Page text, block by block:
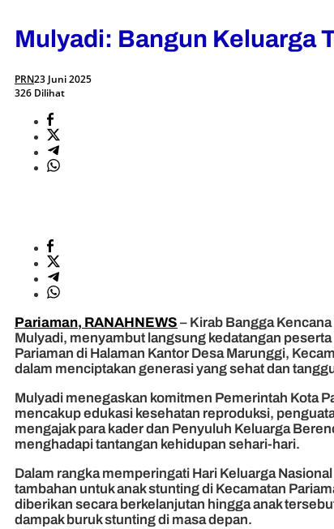
Mulyadi: Bangun Keluarga
PRN23 Juni 2025
326 Dilihat
Pariaman, RANAHNEWS – Kirab Bangga
Mulyadi, menyambut langsung kedatangan
Pariaman di Halaman Kantor Desa Marunggi,
dalam menciptakan generasi yang sehat dan
Mulyadi menegaskan komitmen Pemerintah Kota
mencakup edukasi kesehatan reproduksi,
mengajak para kader dan Penyuluh Keluarga
menghadapi tantangan kehidupan sehari-hari.
Dalam rangka memperingati Hari Keluarga
tambahan untuk anak stunting di Kecamatan
diberikan secara berkelanjutan hingga anak
dampak buruk stunting di masa depan.